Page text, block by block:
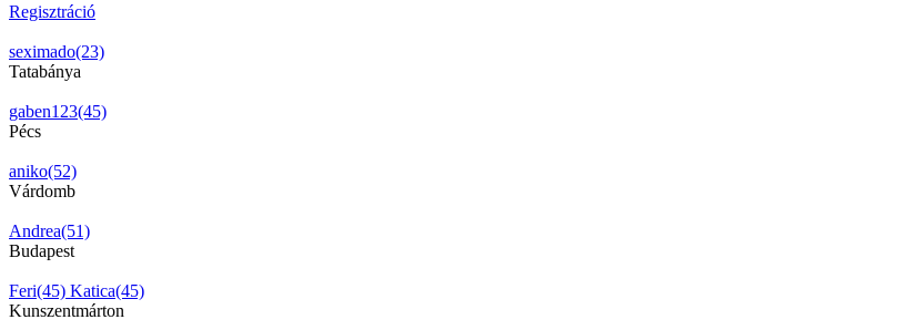
Regisztráció
seximado(23)
Tatabánya
gaben123(45)
Pécs
aniko(52)
Várdomb
Andrea(51)
Budapest
Feri(45) Katica(45)
Kunszentmárton